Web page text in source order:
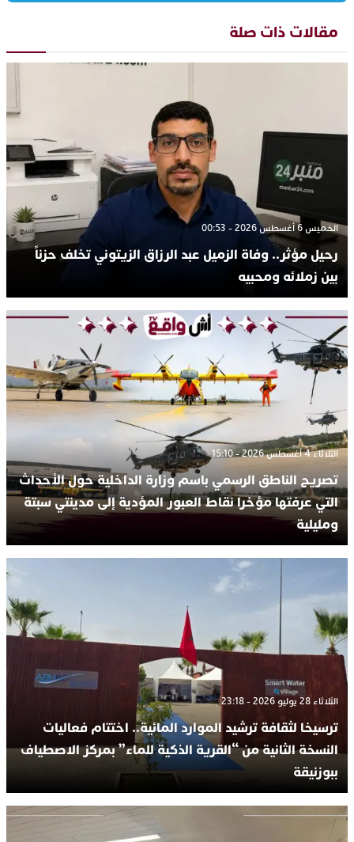
مقالات ذات صلة
الخميس 6 أغسطس 2026 - 00:53
رحيل مؤثر.. وفاة الزميل عبد الرزاق الزيتوني تخلف حزناً
بين زملائه ومحبيه
الثلاثاء 4 أغسطس 2026 - 15:10
تصريح الناطق الرسمي باسم وزارة الداخلية حول الأحداث
التي عرفتها مؤخرا نقاط العبور المؤدية إلى مدينتي سبتة
ومليلية
الثلاثاء 28 يوليو 2026 - 23:18
ترسيخا لثقافة ترشيد الموارد المائية.. اختتام فعاليات
النسخة الثانية من “القرية الذكية للماء” بمركز الاصطياف
ببوزنيقة